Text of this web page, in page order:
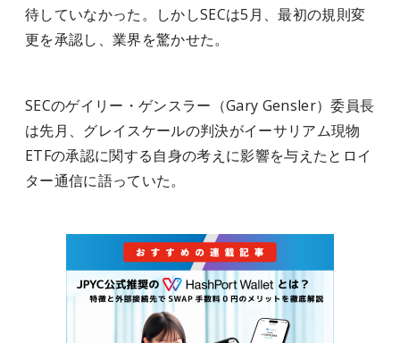
待していなかった。しかしSECは5月、最初の規則変
更を承認し、業界を驚かせた。
SECのゲイリー・ゲンスラー（Gary Gensler）委員長
は先月、グレイスケールの判決がイー​​サリアム現物
ETFの承認に関する自身の考えに影響を与えたとロイ
ター通信に語っていた。